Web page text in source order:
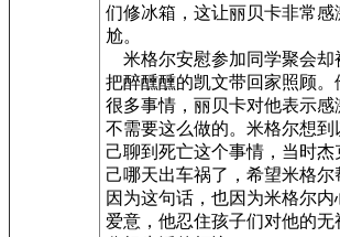
们修冰箱，这让丽贝卡非常感
尬。
米格尔安慰参加同学聚会却
把醉醺醺的凯文带回家照顾。
很多事情，丽贝卡对他表示
不需要这么做的。米格尔想到
己聊到死亡这个事情，当时杰
己哪天出车祸了，希望米格尔
因为这句话，也因为米格尔
爱意，他忍住孩子们对他的